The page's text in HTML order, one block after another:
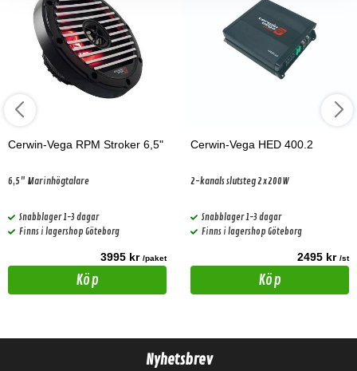
Cerwin-Vega RPM Stroker 6,5"
6,5" Marinhögtalare
Snabblager 1-3 dagar
Finns i lagershop Göteborg
3995 kr /paket
Köp
Cerwin-Vega HED 400.2
2-kanals slutsteg 2x200W
Snabblager 1-3 dagar
Finns i lagershop Göteborg
2495 kr /st
Köp
Nyhetsbrev